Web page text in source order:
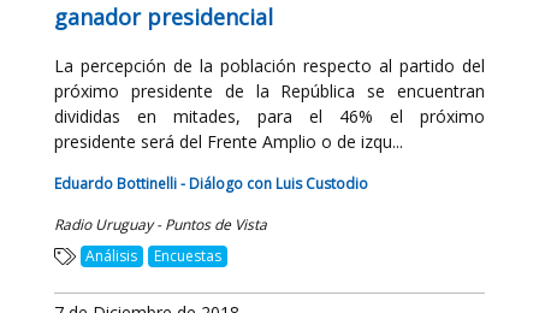
ganador presidencial
La percepción de la población respecto al partido del
próximo presidente de la República se encuentran
divididas en mitades, para el 46% el próximo
presidente será del Frente Amplio o de izqu...
Eduardo Bottinelli - Diálogo con Luis Custodio
Radio Uruguay - Puntos de Vista
Análisis
Encuestas